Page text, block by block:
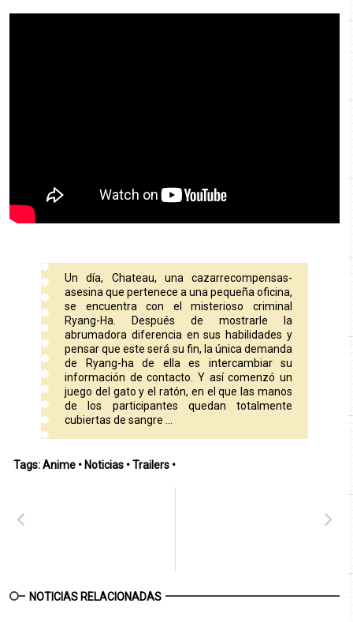
Un día, Chateau, una cazarrecompensas-
asesina que pertenece a una pequeña oficina,
se encuentra con el misterioso criminal
Ryang-Ha. Después de mostrarle la
abrumadora diferencia en sus habilidades y
pensar que este será su fin, la única demanda
de Ryang-ha de ella es intercambiar su
información de contacto. Y así comenzó un
juego del gato y el ratón, en el que las manos
de los participantes quedan totalmente
cubiertas de sangre ...
Tags:Anime • Noticias •Trailers •
NOTICIAS RELACIONADAS